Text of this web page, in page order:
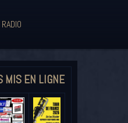
MIS EN LIGNE